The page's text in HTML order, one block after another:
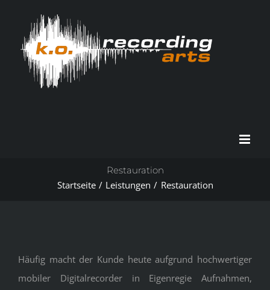
springen
Restauration
Startseite Leistungen Restauration
Häufig macht der Kunde heute aufgrund hochwertiger
mobiler Digitalrecorder in Eigenregie Aufnahmen,